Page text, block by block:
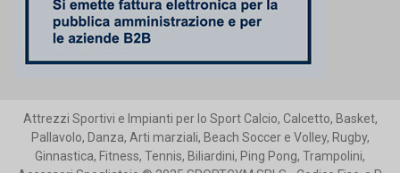
Attrezzi Sportivi e Impianti per lo Sport Calcio, Calcetto, Basket,
Pallavolo, Danza, Arti marziali, Beach Soccer e Volley, Rugby,
Ginnastica, Fitness, Tennis, Biliardini, Ping Pong, Trampolini,